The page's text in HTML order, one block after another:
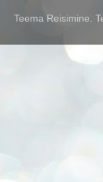
Teema Reisimine.